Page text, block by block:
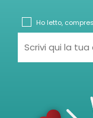
Ho letto,